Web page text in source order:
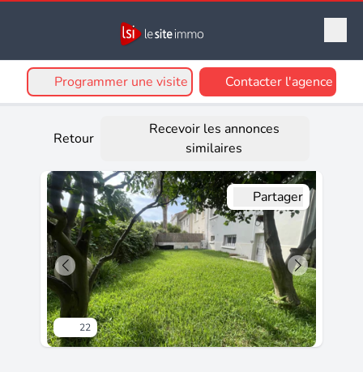
Programmer une visite Contacter l'agence
Retour
Recevoir les annonces
similaires
22
Partager